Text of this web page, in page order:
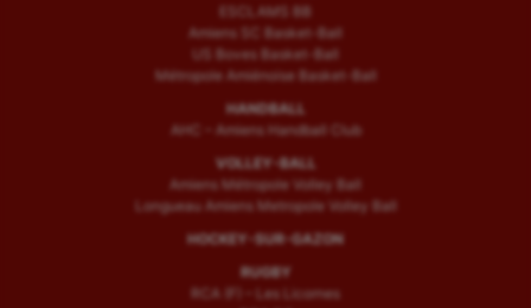
ESCLAMS BB
Amiens SC Basket-Ball
US Boves Basket-Ball
Métropole Amiénoise Basket-Ball
HANDBALL
AHC – Amiens Handball Club
VOLLEY-BALL
Amiens Métropole Volley Ball
Longueau Amiens Metropole Volley Ball
HOCKEY-SUR-GAZON
RUGBY
RCA (F) – Les Licornes